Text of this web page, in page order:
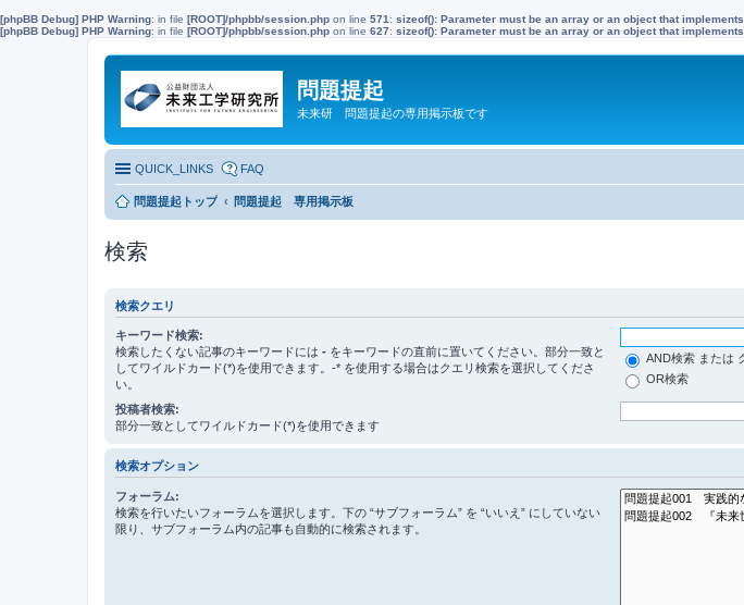
[phpBB Debug] PHP Warning: in file [ROOT]/phpbb/session.php on line 571 : sizeof(): Parameter must be an array or an object that
[phpBB Debug] PHP Warning: in file [ROOT]/phpbb/session.php on line 627: sizeof(): Parameter must be an array or an object that
問題提起
未来研 問題提起の専用掲示板です
QUICK_LINKS FAQ
問題提起トップ 問題提起 専用掲示板
検索
検索クエリ
キーワード検索:
検索したくない記事のキーワードには - をキーワードの直前に置いてください。部分一致と
してワイルドカード(*)を使用できます。-* を使用する場合はクエリ検索を選択してくださ
い。
AND検索 または
OR検索
投稿者検索:
部分一致としてワイルドカード(*)を使用できます
検索オプション
フォーラム:
検索を行いたいフォーラムを選択します。下の “サブフォーラム” を “いいえ” にしていない
限り、サブフォーラム内の記事も自動的に検索されます。